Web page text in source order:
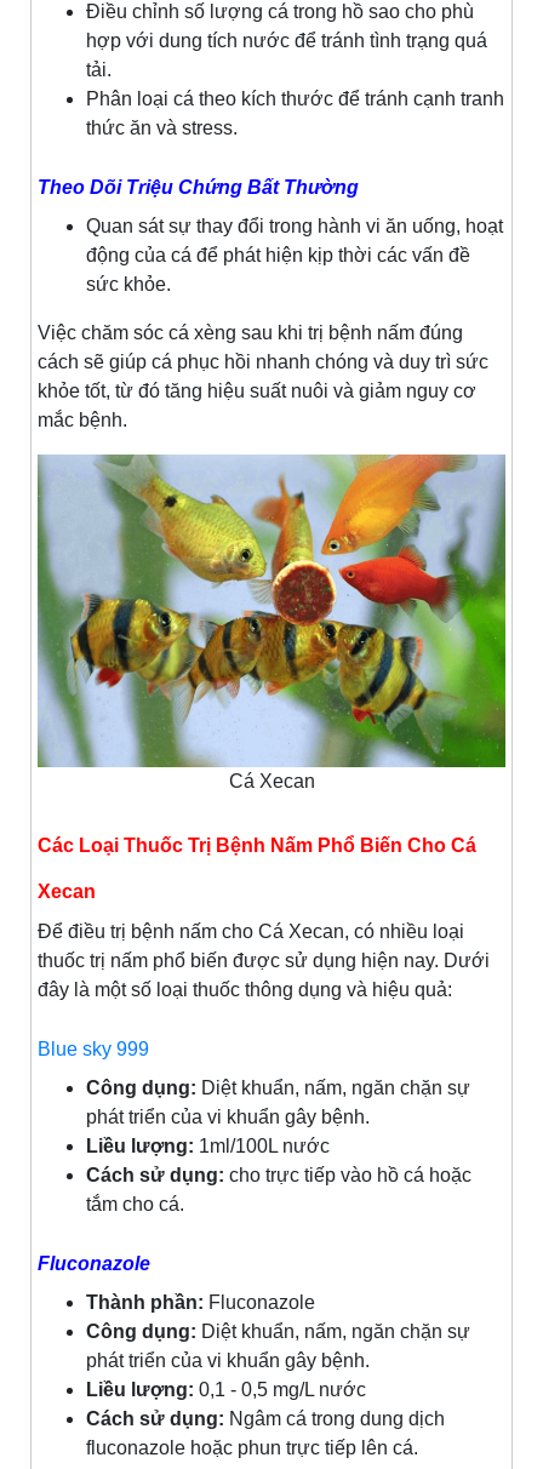
Điều chỉnh số lượng cá trong hồ sao cho phù
hợp với dung tích nước để tránh tình trạng quá
tải.
Phân loại cá theo kích thước để tránh cạnh tranh
thức ăn và stress.
Theo Dõi Triệu Chứng Bất Thường
Quan sát sự thay đổi trong hành vi ăn uống, hoạt
động của cá để phát hiện kịp thời các vấn đề
sức khỏe.
Việc chăm sóc cá xèng sau khi trị bệnh nấm đúng
cách sẽ giúp cá phục hồi nhanh chóng và duy trì sức
khỏe tốt, từ đó tăng hiệu suất nuôi và giảm nguy cơ
mắc bệnh.
Cá Xecan
Các Loại Thuốc Trị Bệnh Nấm Phổ Biến Cho Cá
Xecan
Để điều trị bệnh nấm cho Cá Xecan, có nhiều loại
thuốc trị nấm phổ biến được sử dụng hiện nay. Dưới
đây là một số loại thuốc thông dụng và hiệu quả:
Blue sky 999
Công dụng: Diệt khuẩn, nấm, ngăn chặn sự
phát triển của vi khuẩn gây bệnh.
Liều lượng: 1ml/100L nước
Cách sử dụng: cho trực tiếp vào hồ cá hoặc
tắm cho cá.
Fluconazole
Thành phần: Fluconazole
Công dụng: Diệt khuẩn, nấm, ngăn chặn sự
phát triển của vi khuẩn gây bệnh.
Liều lượng: 0,1 - 0,5 mg/L nước
Cách sử dụng: Ngâm cá trong dung dịch
fluconazole hoặc phun trực tiếp lên cá.